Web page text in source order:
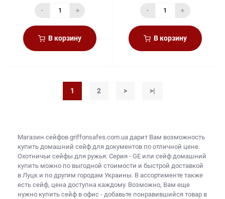
- +
В корзину
- +
В корзину
1 2 > >|
Магазин сейфов griffonsafes.com.ua дарит Вам возможность
купить домашний сейф для документов по отличной цене.
Охотничьи сейфы для ружья: Серия - GE или сейф домашний
купить можно по выгодной стоимости и быстрой доставкой
в Луцк и по другим городам Украины. В ассортименте также
есть сейф, цена доступна каждому. Возможно, Вам еще
нужно купить сейф в офис - добавьте понравившийся товар в